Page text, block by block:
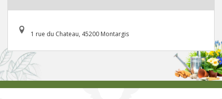
1 rue du Chateau, 45200 Montargis